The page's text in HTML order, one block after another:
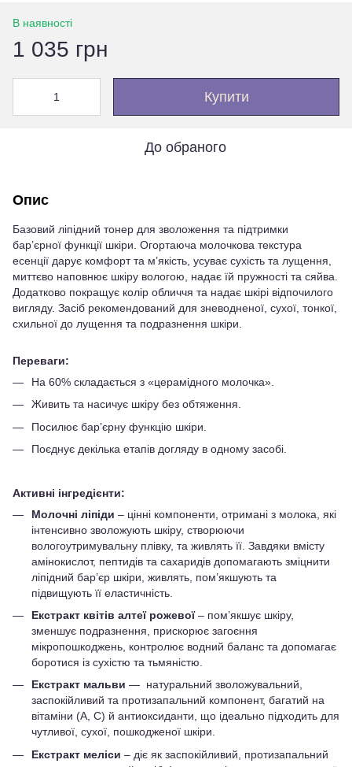
В наявності
1 035 грн
Купити
До обраного
Опис
Базовий ліпідний тонер для зволоження та підтримки
бар’єрної функції шкіри. Огортаюча молочкова текстура
есенції дарує комфорт та м’якість, усуває сухість та лущення,
миттєво наповнює шкіру вологою, надає їй пружності та сяйва.
Додатково покращує колір обличчя та надає шкірі відпочилого
вигляду. Засіб рекомендований для зневодненої, сухої, тонкої,
схильної до лущення та подразнення шкіри.
Переваги:
На 60% складається з «церамідного молочка».
Живить та насичує шкіру без обтяження.
Посилює бар’єрну функцію шкіри.
Поєднує декілька етапів догляду в одному засобі.
Активні інгредієнти:
Молочні ліпіди – цінні компоненти, отримані з молока, які
інтенсивно зволожують шкіру, створюючи
вологоутримувальну плівку, та живлять її. Завдяки вмісту
амінокислот, пептидів та сахаридів допомагають зміцнити
ліпідний бар’єр шкіри, живлять, пом’якшують та
підвищують її еластичність.
Eкстракт квітів алтеї рожевої– пом’якшує шкіру,
зменшує подразнення, прискорює загоєння
мікропошкоджень, контролює водний баланс та допомагає
боротися із сухістю та тьмяністю.
Екстракт мальви — натуральний зволожувальний,
заспокійливий та протизапальний компонент, багатий на
вітаміни (A, C) й антиоксиданти, що ідеально підходить для
чутливої, сухої, пошкодженої шкіри.
Екстракт меліси – діє як заспокійливий, протизапальний